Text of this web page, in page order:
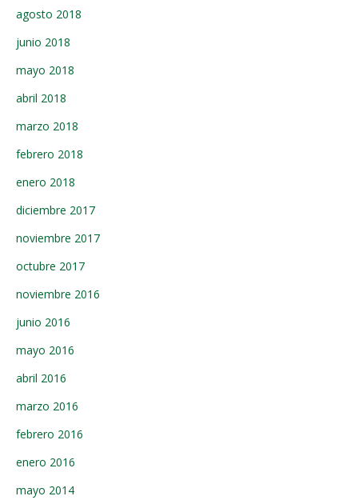
agosto 2018
junio 2018
mayo 2018
abril 2018
marzo 2018
febrero 2018
enero 2018
diciembre 2017
noviembre 2017
octubre 2017
noviembre 2016
junio 2016
mayo 2016
abril 2016
marzo 2016
febrero 2016
enero 2016
mayo 2014